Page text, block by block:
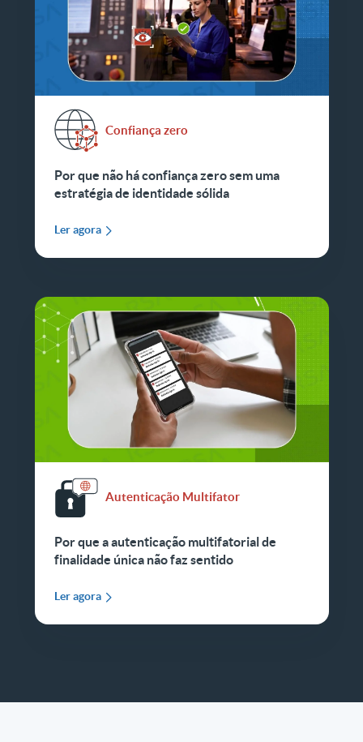
Confiança zero
Por que não há confiança zero sem uma
estratégia de identidade sólida
Ler agora
Autenticação Multifator
Por que a autenticação multifatorial de
finalidade única não faz sentido
Ler agora